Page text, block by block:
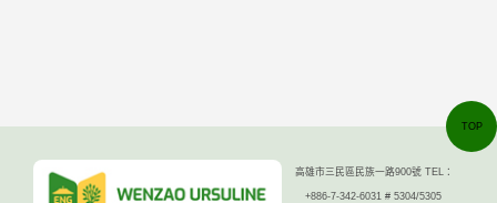
高雄市三民區民族一路900號 TEL：
+886-7-342-6031 # 5304/5305
TOP